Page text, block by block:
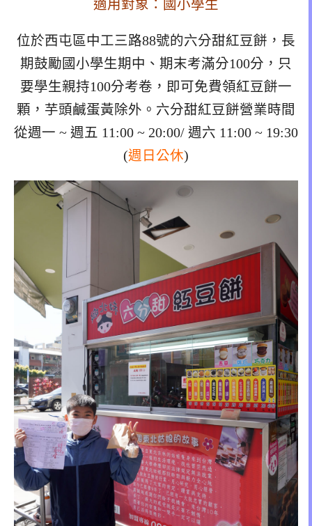
適用對象：國小學生
位於西屯區中工三路88號的六分甜紅豆餅，長
期鼓勵國小學生期中、期末考滿分100分，只
要學生親持100分考卷，即可免費領紅豆餅一
顆，芋頭鹹蛋黃除外。六分甜紅豆餅營業時間
從週一 ~ 週五 11:00 ~ 20:00/ 週六 11:00 ~ 19:30
(週日公休)